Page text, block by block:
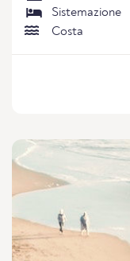
Sistemazione
Costa